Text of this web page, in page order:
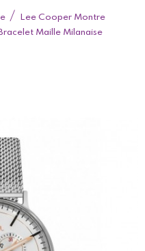
Lee Cooper Montre
Maille Milanaise